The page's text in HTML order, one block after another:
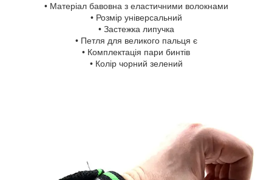
• Матеріал бавовна з еластичними волокнами
• Розмір універсальний
• Застежка липучка
• Петля для великого пальця є
• Комплектація пари бинтів
• Колір чорний зелений